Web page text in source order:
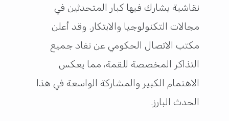
نقاشية يشارك فيها كبار المتحدثين في
مجالات التكنولوجيا والابتكار. وقد أعلن
مكتب الاتصال الحكومي عن نفاد جميع
التذاكر المخصصة للقمة، مما يعكس
الاهتمام الكبير والمشاركة الواسعة في هذا
الحدث البارز.